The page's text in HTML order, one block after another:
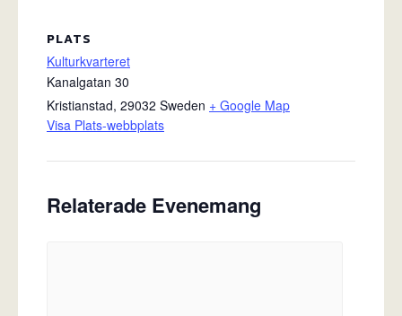
PLATS
Kulturkvarteret
Kanalgatan 30
Kristianstad, 29032 Sweden + Google Map
Visa Plats-webbplats
Relaterade Evenemang